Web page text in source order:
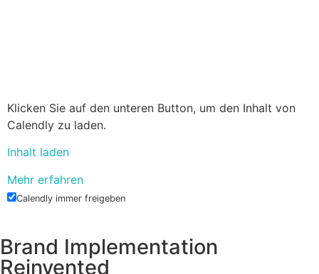
Klicken Sie auf den unteren Button, um den Inhalt von
Calendly zu laden.
Inhalt laden
Mehr erfahren
Calendly immer freigeben
Brand Implementation
Reinvented